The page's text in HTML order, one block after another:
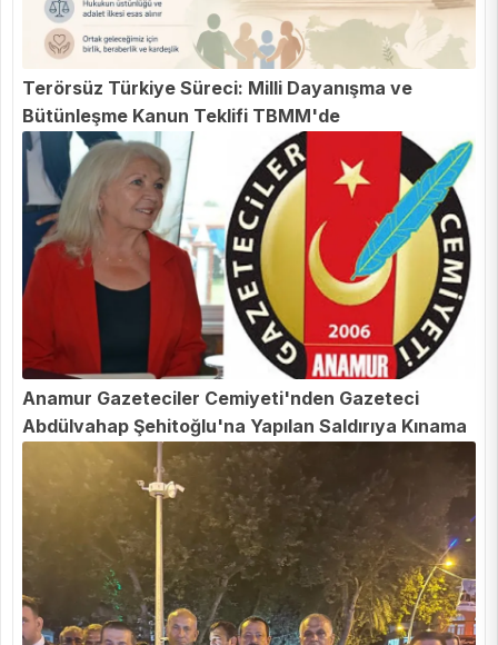
Terörsüz Türkiye Süreci: Milli Dayanışma ve
Bütünleşme Kanun Teklifi TBMM'de
Anamur Gazeteciler Cemiyeti'nden Gazeteci
Abdülvahap Şehitoğlu'na Yapılan Saldırıya Kınama